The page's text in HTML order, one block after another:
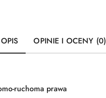
OPIS OPINIE I OCENY (0)
ruchoma prawa